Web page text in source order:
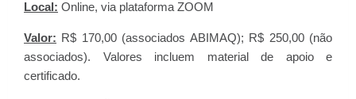
Local: Online, via plataforma ZOOM
Valor: R$ 170,00 (associados ABIMAQ); R$ 250,00 (não
associados). Valores incluem material de apoio e
certificado.